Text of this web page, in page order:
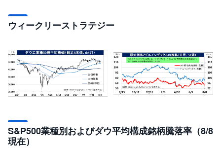
・
ト
ー
)
ラ
ッ
ロ
ボ
ア
ド
ウィークリーストラテジー
S&P500業種別およびダウ平均構成銘柄騰落率（8/8
現在）